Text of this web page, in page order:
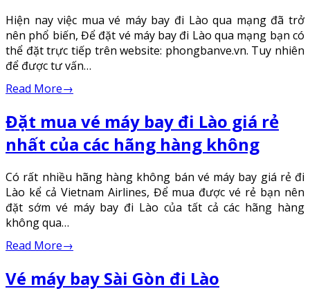
Hiện nay việc mua vé máy bay đi Lào qua mạng đã trở
nên phổ biến, Để đặt vé máy bay đi Lào qua mạng bạn có
thể đặt trực tiếp trên website: phongbanve.vn. Tuy nhiên
để được tư vấn…
Read More→
Đặt mua vé máy bay đi Lào giá rẻ
nhất của các hãng hàng không
Có rất nhiều hãng hàng không bán vé máy bay giá rẻ đi
Lào kể cả Vietnam Airlines, Để mua được vé rẻ bạn nên
đặt sớm vé máy bay đi Lào của tất cả các hãng hàng
không qua…
Read More→
Vé máy bay Sài Gòn đi Lào